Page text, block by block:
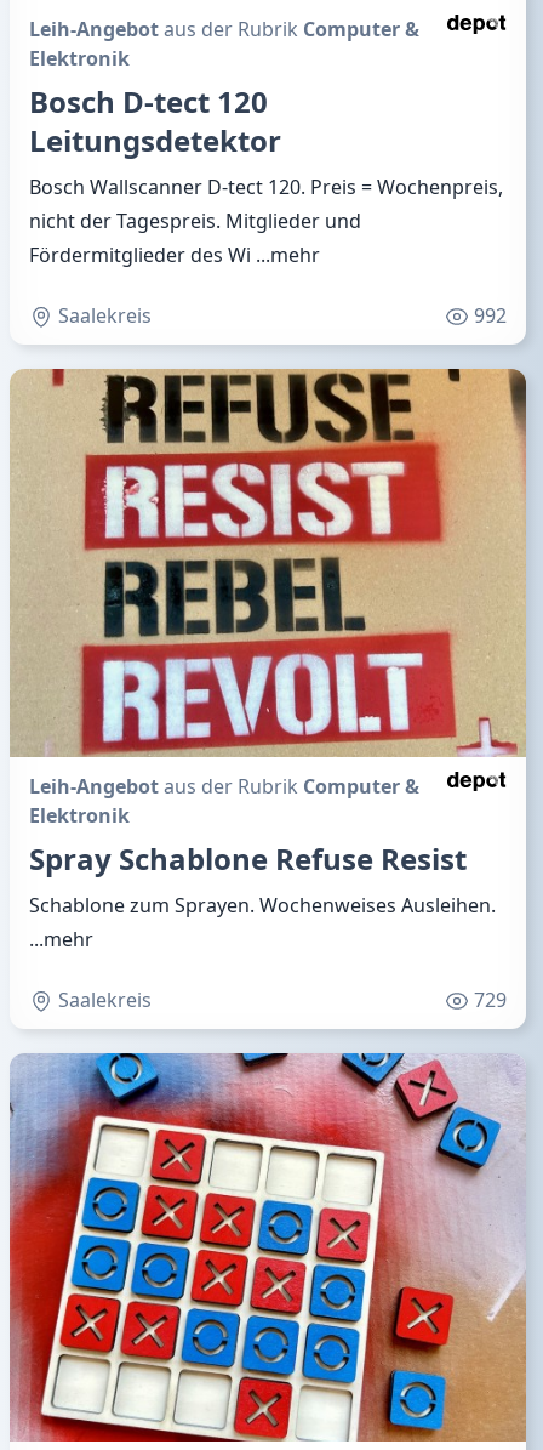
Leih-Angebotaus der Rubrik Computer &
Elektronik
Bosch D-tect 120
Leitungsdetektor
Bosch Wallscanner D-tect 120. Preis = Wochenpreis,
nicht der Tagespreis. Mitglieder und
Fördermitglieder des Wi ...mehr
Saalekreis 992
Leih-Angebotaus der Rubrik Computer &
Elektronik
Spray Schablone Refuse Resist
Schablone zum Sprayen. Wochenweises Ausleihen.
...mehr
Saalekreis 729